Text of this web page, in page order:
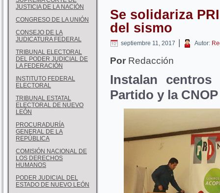
JUSTICIA DE LA NACIÓN
CONGRESO DE LA UNIÓN
CONSEJO DE LA
JUDICATURA FEDERAL
TRIBUNAL ELECTORAL
DEL PODER JUDICIAL DE
LA FEDERACIÓN
INSTITUTO FEDERAL
ELECTORAL
TRIBUNAL ESTATAL
ELECTORAL DE NUEVO
LEÓN
PROCURADURÍA
GENERAL DE LA
REPÚBLICA
COMISIÓN NACIONAL DE
LOS DERECHOS
HUMANOS
PODER JUDICIAL DEL
ESTADO DE NUEVO LEÓN
Se solidariza
del sismo
septiembre 11, 2017 | Autor:
Por Redacción
Instalan
Partido y la